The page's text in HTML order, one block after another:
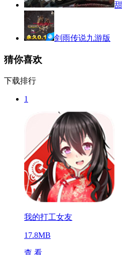
剑雨传说九游版
猜你喜欢
下载排行
1
我的打工女友
17.8MB
查 看